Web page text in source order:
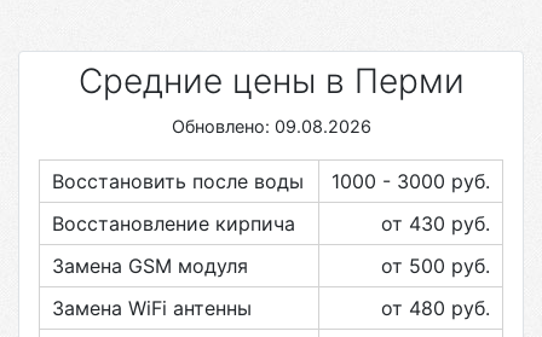
Средние цены в Перми
Обновлено: 09.08.2026
Восстановить после воды 1000 - 3000 руб.
Восстановление кирпича
от 430 руб.
Замена GSM модуля
от 500 руб.
Замена WiFi антенны
от 480 руб.